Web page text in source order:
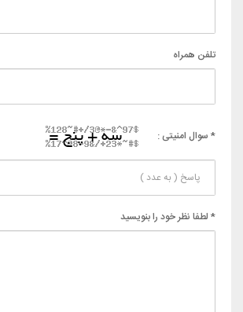
تلفن همراه
* سوال امنیتی :
* لطفا نظر خود را بنویسید